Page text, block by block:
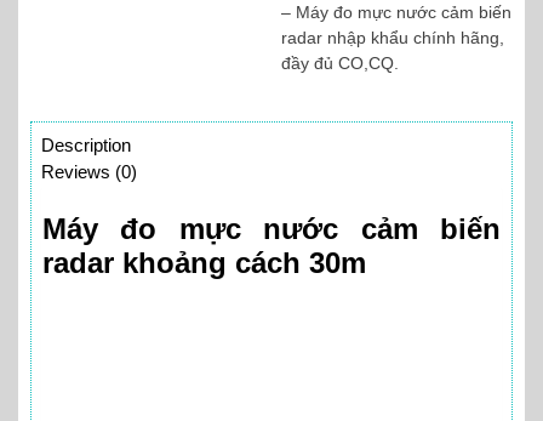
– Máy đo mực nước cảm biến
radar nhập khẩu chính hãng,
đầy đủ CO,CQ.
Description
Reviews (0)
Máy đo mực nước cảm biến
radar khoảng cách 30m